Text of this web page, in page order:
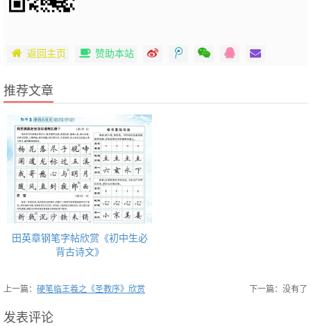
返回主页 赞助本站
推荐文章
田英章钢笔字帖欣赏《初中生必
背古诗文》
上一篇： 硬笔临王羲之《圣教序》欣赏 下一篇：没有了
发表评论